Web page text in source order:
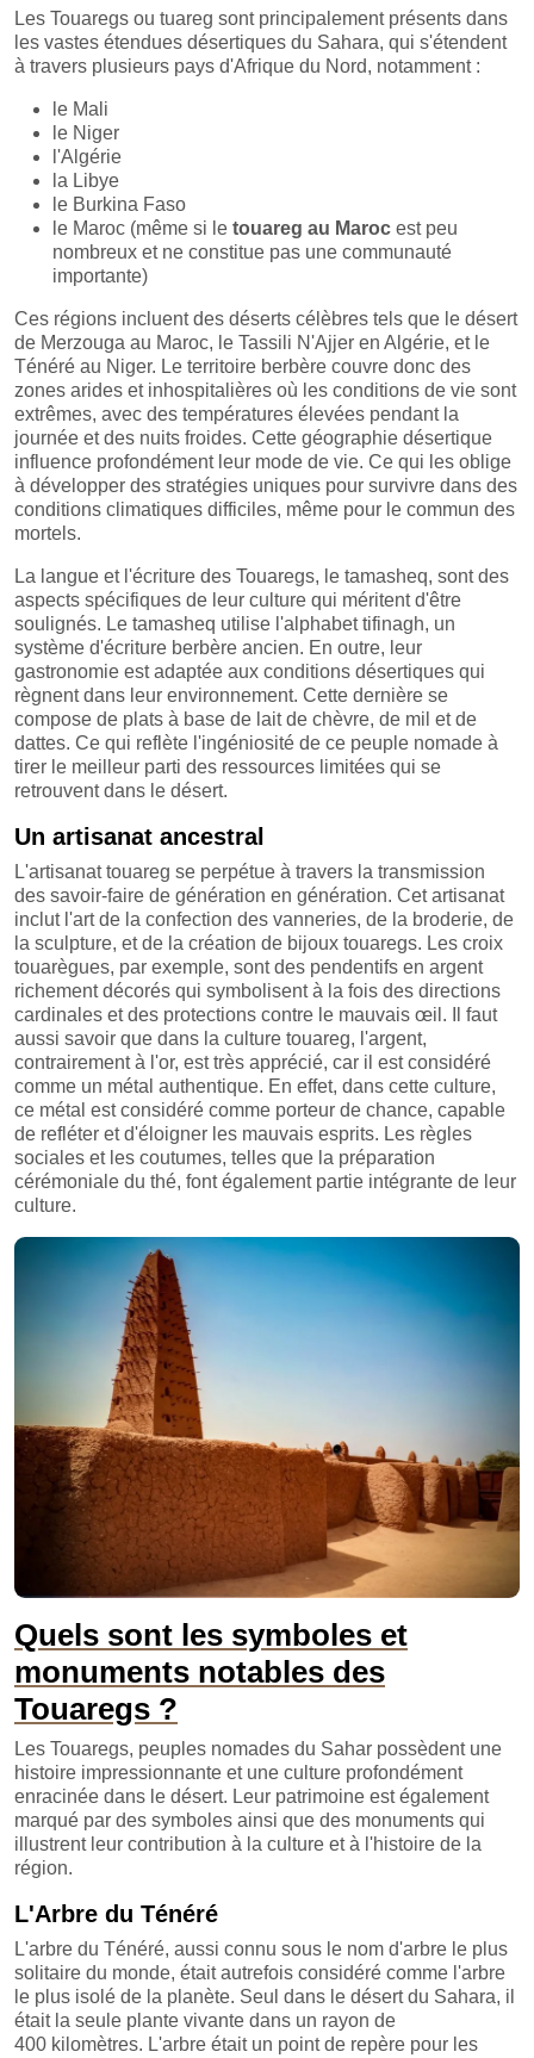
Les Touaregs ou tuareg sont principalement présents dans
les vastes étendues désertiques du Sahara, qui s'étendent
à travers plusieurs pays d'Afrique du Nord, notamment :
le Mali
le Niger
l'Algérie
la Libye
le Burkina Faso
le Maroc (même si le touareg au Maroc est peu
nombreux et ne constitue pas une communauté
importante)
Ces régions incluent des déserts célèbres tels que le désert
de Merzouga au Maroc, le Tassili N'Ajjer en Algérie, et le
Ténéré au Niger. Le territoire berbère couvre donc des
zones arides et inhospitalières où les conditions de vie sont
extrêmes, avec des températures élevées pendant la
journée et des nuits froides. Cette géographie désertique
influence profondément leur mode de vie. Ce qui les oblige
à développer des stratégies uniques pour survivre dans des
conditions climatiques difficiles, même pour le commun des
mortels.
La langue et l'écriture des Touaregs, le tamasheq, sont des
aspects spécifiques de leur culture qui méritent d'être
soulignés. Le tamasheq utilise l'alphabet tifinagh, un
système d'écriture berbère ancien. En outre, leur
gastronomie est adaptée aux conditions désertiques qui
règnent dans leur environnement. Cette dernière se
compose de plats à base de lait de chèvre, de mil et de
dattes. Ce qui reflète l'ingéniosité de ce peuple nomade à
tirer le meilleur parti des ressources limitées qui se
retrouvent dans le désert.
Un artisanat ancestral
L'artisanat touareg se perpétue à travers la transmission
des savoir-faire de génération en génération. Cet artisanat
inclut l'art de la confection des vanneries, de la broderie, de
la sculpture, et de la création de bijoux touaregs. Les croix
touarègues, par exemple, sont des pendentifs en argent
richement décorés qui symbolisent à la fois des directions
cardinales et des protections contre le mauvais œil. Il faut
aussi savoir que dans la culture touareg, l'argent,
contrairement à l'or, est très apprécié, car il est considéré
comme un métal authentique. En effet, dans cette culture,
ce métal est considéré comme porteur de chance, capable
de refléter et d'éloigner les mauvais esprits. Les règles
sociales et les coutumes, telles que la préparation
cérémoniale du thé, font également partie intégrante de leur
culture.
Quels sont les symboles et
monuments notables des
Touaregs ?
Les Touaregs, peuples nomades du Sahar possèdent une
histoire impressionnante et une culture profondément
enracinée dans le désert. Leur patrimoine est également
marqué par des symboles ainsi que des monuments qui
illustrent leur contribution à la culture et à l'histoire de la
région.
L'Arbre du Ténéré
L'arbre du Ténéré, aussi connu sous le nom d'arbre le plus
solitaire du monde, était autrefois considéré comme l'arbre
le plus isolé de la planète. Seul dans le désert du Sahara, il
était la seule plante vivante dans un rayon de
400 kilomètres. L'arbre était un point de repère pour les